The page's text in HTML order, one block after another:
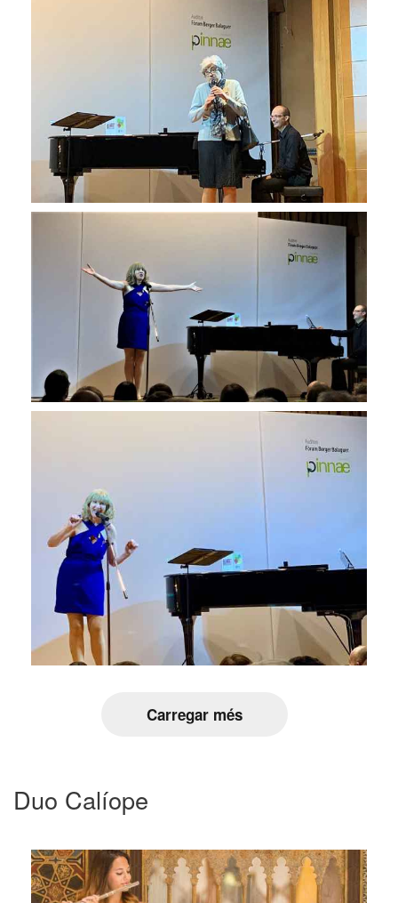
Carregar més
Duo Calíope